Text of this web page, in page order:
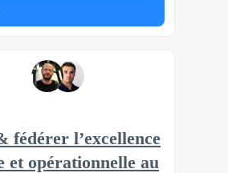
fédérer l’excellence
et opérationnelle au